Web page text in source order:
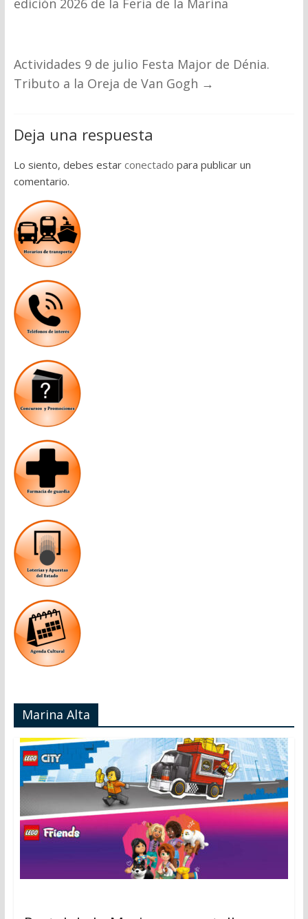
edición 2026 de la Feria de la Marina
Actividades 9 de julio Festa Major de Dénia.
Tributo a la Oreja de Van Gogh →
Deja una respuesta
Lo siento, debes estar conectado para publicar un
comentario.
Marina Alta